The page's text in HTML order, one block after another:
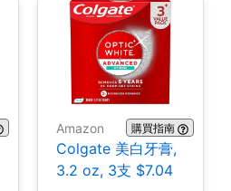
Amazon 購買指南
Colgate 美白牙膏,
3.2 oz, 3支 $7.04